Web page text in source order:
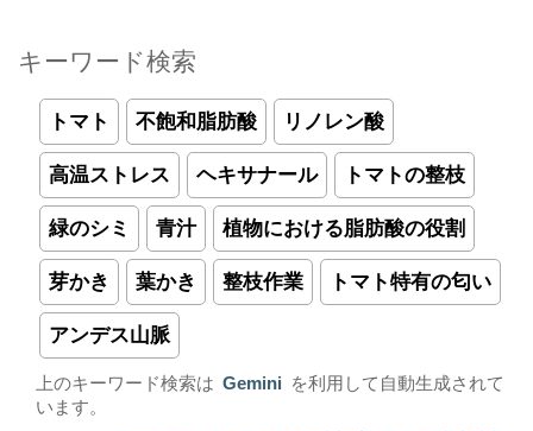
キーワード検索
トマト 不飽和脂肪酸 リノレン酸
高温ストレス ヘキサナール トマトの整枝
緑のシミ 青汁 植物における脂肪酸の役割
芽かき 葉かき 整枝作業 トマト特有の匂い
アンデス山脈
上のキーワード検索は Gemini
を利用して自動生成されて
います。